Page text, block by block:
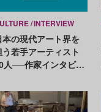
INTERVIEW
本の現代アート界を
う若手アーティスト
人──作家インタビュ